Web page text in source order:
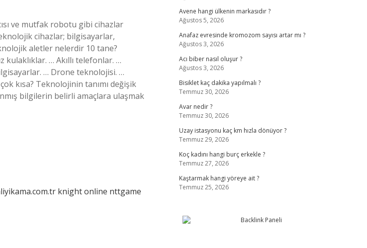
ve mutfak robotu gibi cihazlar
cihazlar; bilgisayarlar,
aletler nelerdir 10 tane?
kulaklıklar. … Akıllı telefonlar. …
… Drone teknolojisi. …
kısa? Teknolojinin tanımı değişik
bilgilerin belirli amaçlara ulaşmak
knight online nttgame
Avene hangi ülkenin markasıdır ?
Ağustos 5, 2026
Anafaz evresinde kromozom sayısı artar mı ?
Ağustos 3, 2026
Acı biber nasıl oluşur ?
Ağustos 3, 2026
Bisiklet kaç dakika yapılmalı ?
Temmuz 30, 2026
Avar nedir ?
Temmuz 30, 2026
Uzay istasyonu kaç km hızla dönüyor ?
Temmuz 29, 2026
Koç kadını hangi burç erkekle ?
Temmuz 27, 2026
Kaştarmak hangi yöreye ait ?
Temmuz 25, 2026